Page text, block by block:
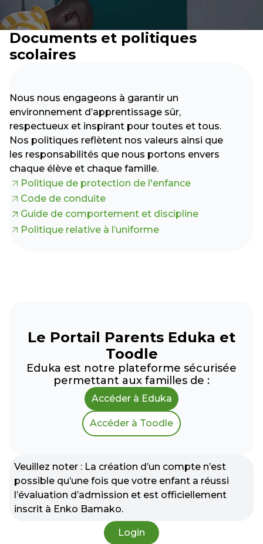
Documents et politiques
scolaires
Nous nous engageons à garantir un
environnement d’apprentissage sûr,
respectueux et inspirant pour toutes et tous.
Nos politiques reflètent nos valeurs ainsi que
les responsabilités que nous portons envers
chaque élève et chaque famille.
Politique de protection de l'enfance
Code de conduite
Guide de comportement et discipline
Politique relative à l’uniforme
Le Portail Parents Eduka et
Toodle
Eduka est notre plateforme sécurisée
permettant aux familles de :
Accéder à Eduka
Accéder à Toodle
Veuillez noter : La création d’un compte n’est
possible qu’une fois que votre enfant a réussi
l’évaluation d’admission et est officiellement
inscrit à Enko Bamako.
Login